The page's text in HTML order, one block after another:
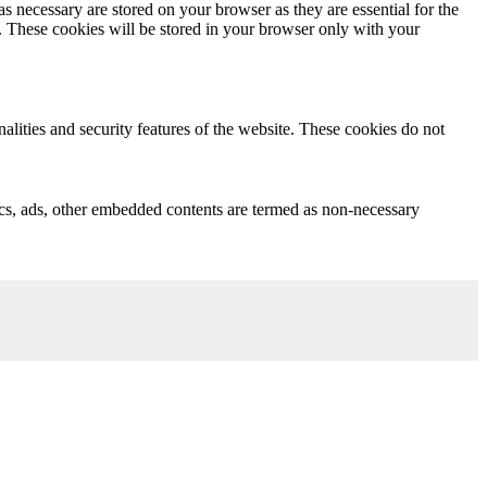
are stored on your browser as they are essential for the
These cookies will be stored in your browser only with your
and security features of the website. These cookies do not
other embedded contents are termed as non-necessary